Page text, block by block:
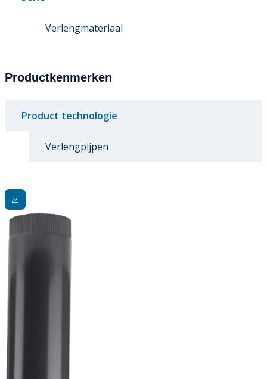
Verlengmateriaal
Productkenmerken
Product technologie
Verlengpijpen